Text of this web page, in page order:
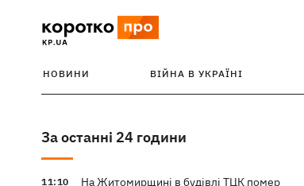
НОВИНИ ВІЙНА В УКРАЇНІ
За останні 24 години
11:10
На Житомирщині в будівлі ТЦК помер